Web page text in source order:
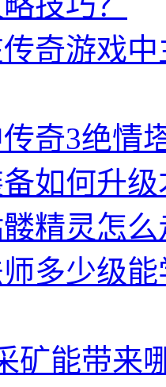
奇游戏
奇3绝情
如何升
精灵怎
多少级
矿能带来